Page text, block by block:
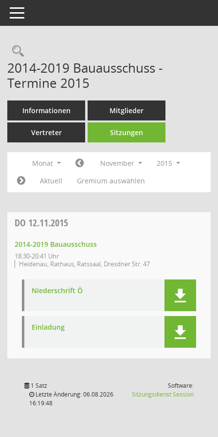
Toggle navigation
Rechercheauswahl
2014-2019 Bauausschuss -
Termine 2015
Informationen Mitglieder
Vertreter Sitzungen
Monat November
2015
Aktuell
Gremium auswählen
DO 12.11.2015
2014-2019 Bauausschuss
18:30-20:41 Uhr
Heidenau, Rathaus, Ratssaal, Dresdner Str. 47
Niederschrift Ö
Einladung
1 Satz
Letzte Änderung: 06.08.2026
16:19:48
Software:
SitzungsdienstSession(Wird in